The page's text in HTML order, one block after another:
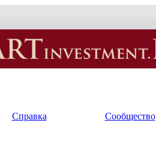
Справка Сообщество